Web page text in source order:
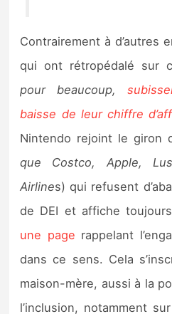
Contrairement à d’autres
qui ont rétropédalé sur
pour beaucoup,
baisse de leur chiffre
Nintendo rejoint le giron
que Costco, Apple,
Airlines) qui refusent
de DEI et affiche
une page rappelant
dans ce sens. Cela
maison-mère, aussi à la
l’inclusion, notamment